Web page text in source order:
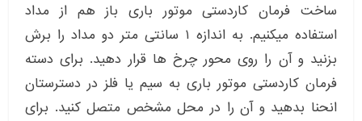
ساخت فرمان کاردستی موتور باری باز هم از مداد
استفاده میکنیم. به اندازه ۱ سانتی متر دو مداد را برش
بزنید و آن را روی محور چرخ ها قرار دهید. برای دسته
فرمان کاردستی موتور باری به سیم یا فلز در دسترستان
انحنا بدهید و آن را در محل مشخص متصل کنید. برای